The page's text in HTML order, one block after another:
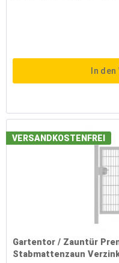
In den
VERSANDKOSTENFREI
Gartentor / Zauntür
Stabmattenzaun